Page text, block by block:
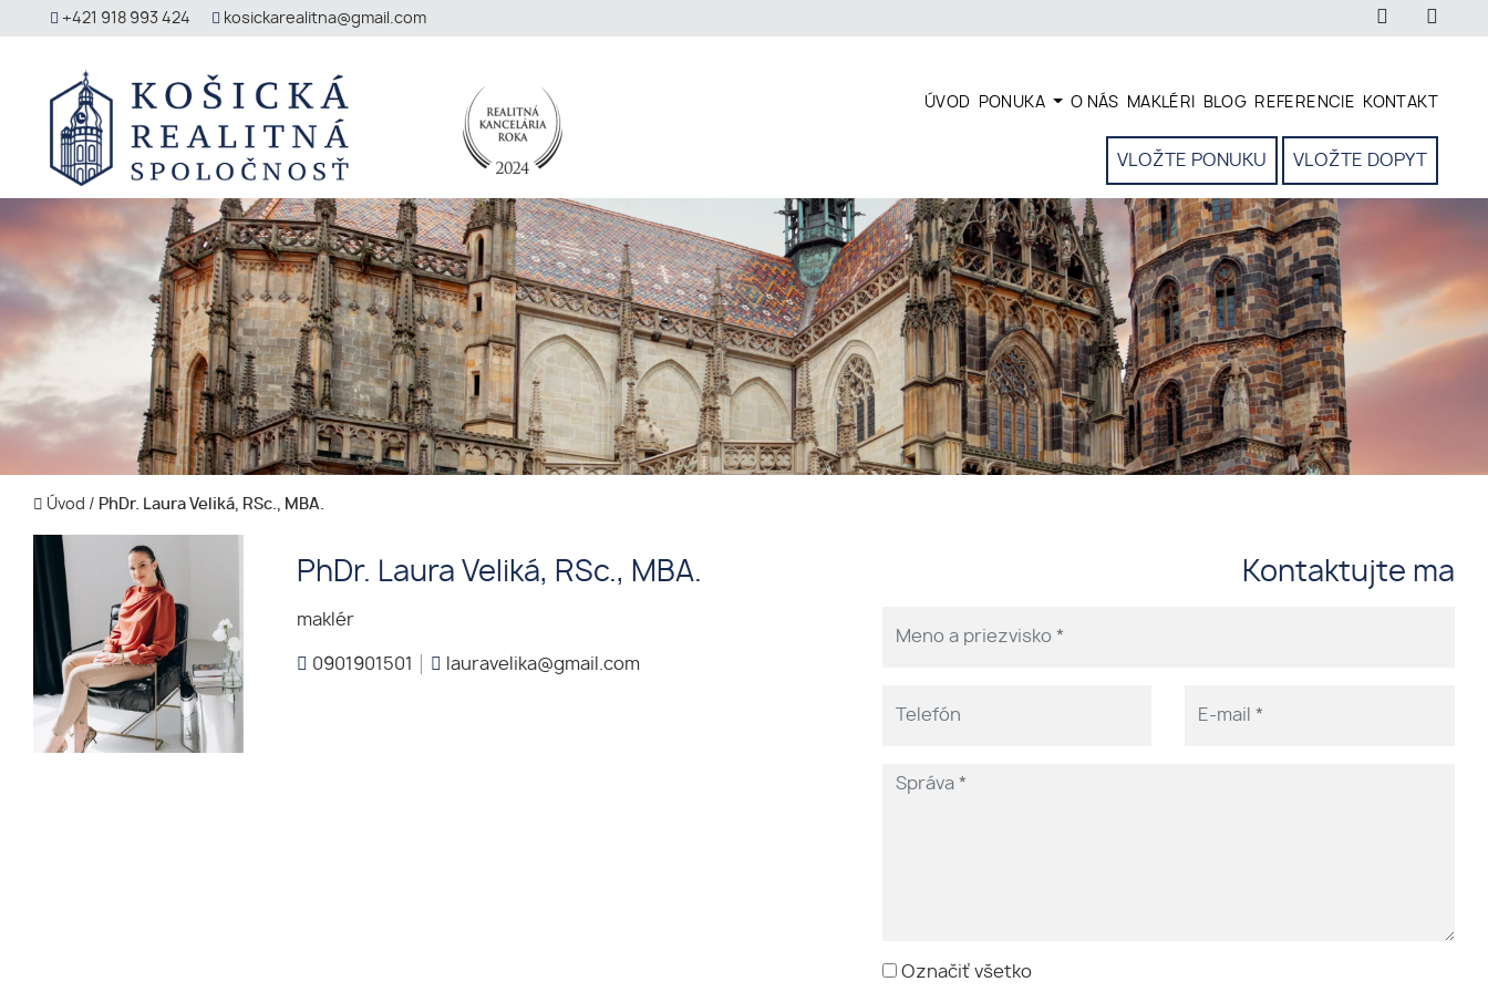
+421 918 993 424 kosickarealitna@gmail.com
VLOŽTE PONUKU VLOŽTE DOPYT
ÚVOD PONUKA O NÁS MAKLÉRI BLOG REFERENCIE KONTAKT
Úvod / PhDr. Laura Veliká, RSc., MBA.
PhDr. Laura Veliká, RSc., MBA.
maklér
0901901501 lauravelika@gmail.com
Kontaktujte ma
Označiť všetko